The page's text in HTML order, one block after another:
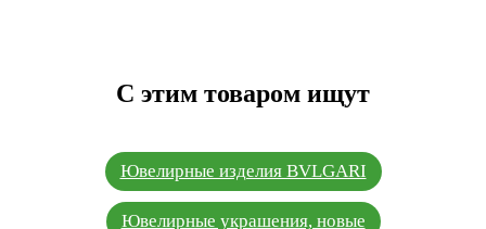
С этим товаром ищут
Ювелирные изделия BVLGARI
Ювелирные украшения, новые